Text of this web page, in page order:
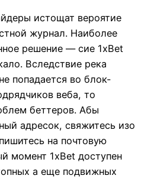
истощат вероятие
журнал. Наиболее
решение — сие 1xBet
Вследствие река
попадается во блок-
веба, то
беттеров. Абы
адресок, свяжитесь изо
на почтовую
момент 1xBet доступен
а еще подвижных